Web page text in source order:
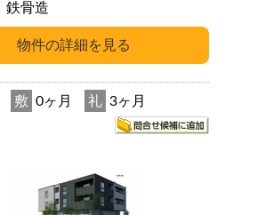
鉄骨造
敷 0ヶ月 礼 3ヶ月